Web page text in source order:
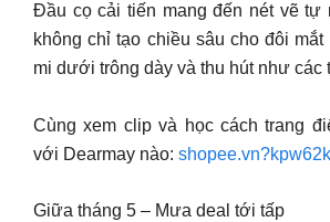
Đầu cọ cải tiến mang đến nét vẽ tự
không chỉ tạo chiều sâu cho đôi
mi dưới trông dày và thu hút như các
Cùng xem clip và học cách trang
với Dearmay nào:
Giữa tháng 5 – Mưa deal tới tấp